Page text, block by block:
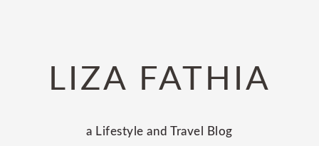
navigationLIZA FATHIA
a Lifestyle and Travel Blog